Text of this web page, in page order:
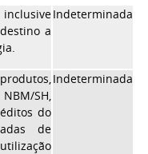
a
Indeterminada
SH,
do
de
Indeterminada